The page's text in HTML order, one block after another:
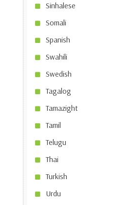
Sinhalese
Somali
Spanish
Swahili
Swedish
Tagalog
Tamazight
Tamil
Telugu
Thai
Turkish
Urdu